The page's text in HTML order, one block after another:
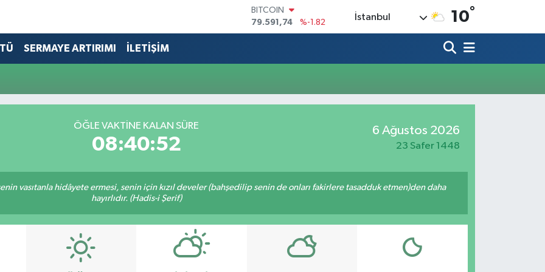
BITCOIN
79.591,74
%-1.82
DOLAR
61,60380
%0.18
İstanbul 10°
SERMAYE ARTIRIMI İLETİŞİM
ÖĞLE VAKTİNE KALAN SÜRE
08:40:52
6 Ağustos 2026
23 Safer 1448
vasıtanla hidâyete ermesi, senin için kızıl develer (bahşedilip senin de onları fakirlere tasadduk etmen)den daha
hayırlıdır. (Hadis-i Şerif)